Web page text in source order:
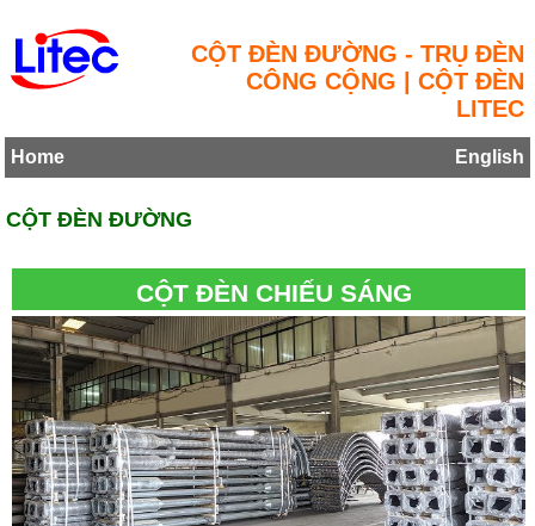
CỘT ĐÈN ĐƯỜNG - TRỤ ĐÈN
CÔNG CỘNG | CỘT ĐÈN
LITEC
Home English
CỘT ĐÈN ĐƯỜNG
CỘT ĐÈN CHIẾU SÁNG